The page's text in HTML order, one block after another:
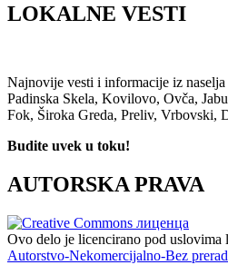
LOKALNE VESTI
Najnovije vesti i informacije iz
Padinska Skela, Kovilovo, Ovča,
Fok, Široka Greda, Preliv, Vrbovski,
Budite uvek u toku!
AUTORSKA PRAVA
Ovo delo je licencirano pod uslovima
Autorstvo-Nekomercijalno-Bez